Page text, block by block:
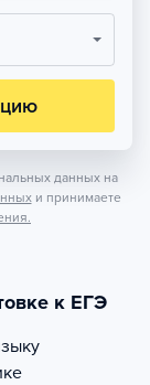
данных на
и принимаете
к ЕГЭ